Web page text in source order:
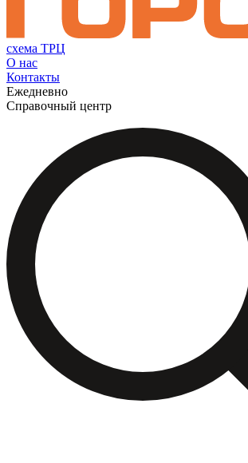
схема ТРЦ
О нас
Контакты
Ежедневно
Справочный центр